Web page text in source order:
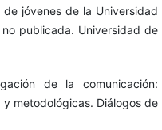
jóvenes de la Universidad
publicada. Universidad de
de la comunicación:
metodológicas. Diálogos de